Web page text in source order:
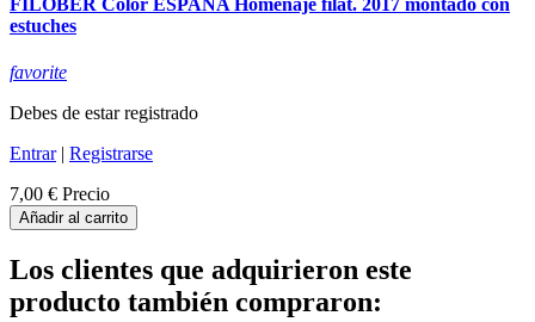
estuches
favorite
Debes de estar registrado
Entrar| Registrarse
7,00 € Precio
Añadir al carrito
Los clientes que adquirieron este
producto también compraron: